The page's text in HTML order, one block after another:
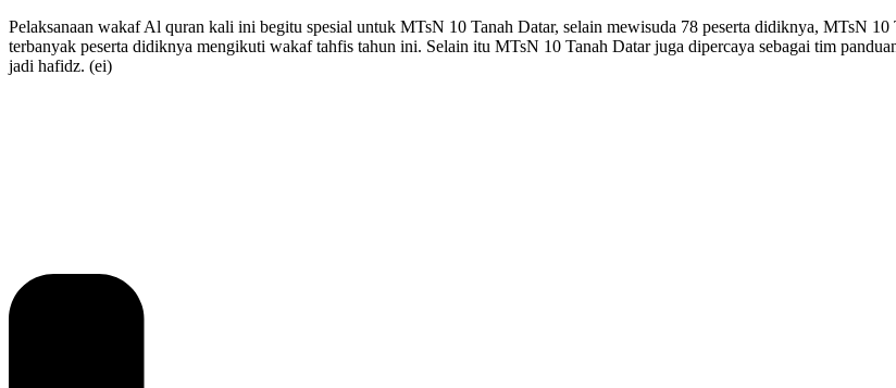
Pelaksanaan wakaf Al quran kali ini begitu spesial untuk MTsN 10 Tanah Datar, selain mewisuda 78 peserta didiknya, MTsN 10
terbanyak peserta didiknya mengikuti wakaf tahfis tahun ini. Selain itu MTsN 10 Tanah Datar juga dipercaya sebagai tim
jadi hafidz. (ei)